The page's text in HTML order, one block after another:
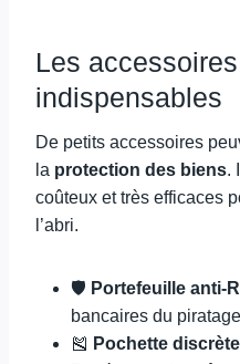
Les
indispensables
De petits accessoires
la protection des biens.
coûteux et très efficaces
l’abri.
🛡️ Portefeuille anti-
bancaires du
🎽 Pochette